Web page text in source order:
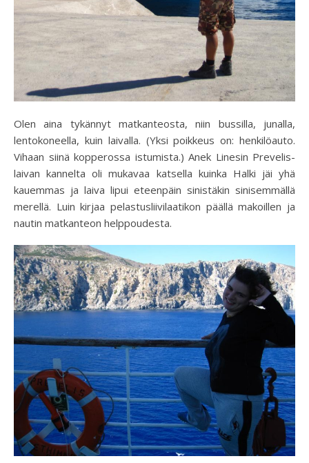
Olen aina tykännyt matkanteosta, niin bussilla, junalla,
lentokoneella, kuin laivalla. (Yksi poikkeus on: henkilöauto.
Vihaan siinä kopperossa istumista.) Anek Linesin Prevelis-
laivan kannelta oli mukavaa katsella kuinka Halki jäi yhä
kauemmas ja laiva lipui eteenpäin sinistäkin sinisemmällä
merellä. Luin kirjaa pelastusliivilaatikon päällä makoillen ja
nautin matkanteon helppoudesta.